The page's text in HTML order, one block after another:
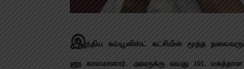
இந்திய கம்யூனிஸ்ட் கட்சி​யின் மூத்த
ணு காலமானார். அவருக்கு வயது 101.